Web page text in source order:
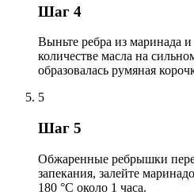
Шаг 4
Выньте ребра из маринада
количестве масла на
образовалась румяная
5
Шаг 5
Обжаренные ребрышки
запекания, залейте
180 °С около 1 часа.